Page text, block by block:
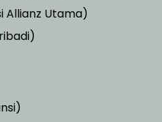
Allianz Utama)